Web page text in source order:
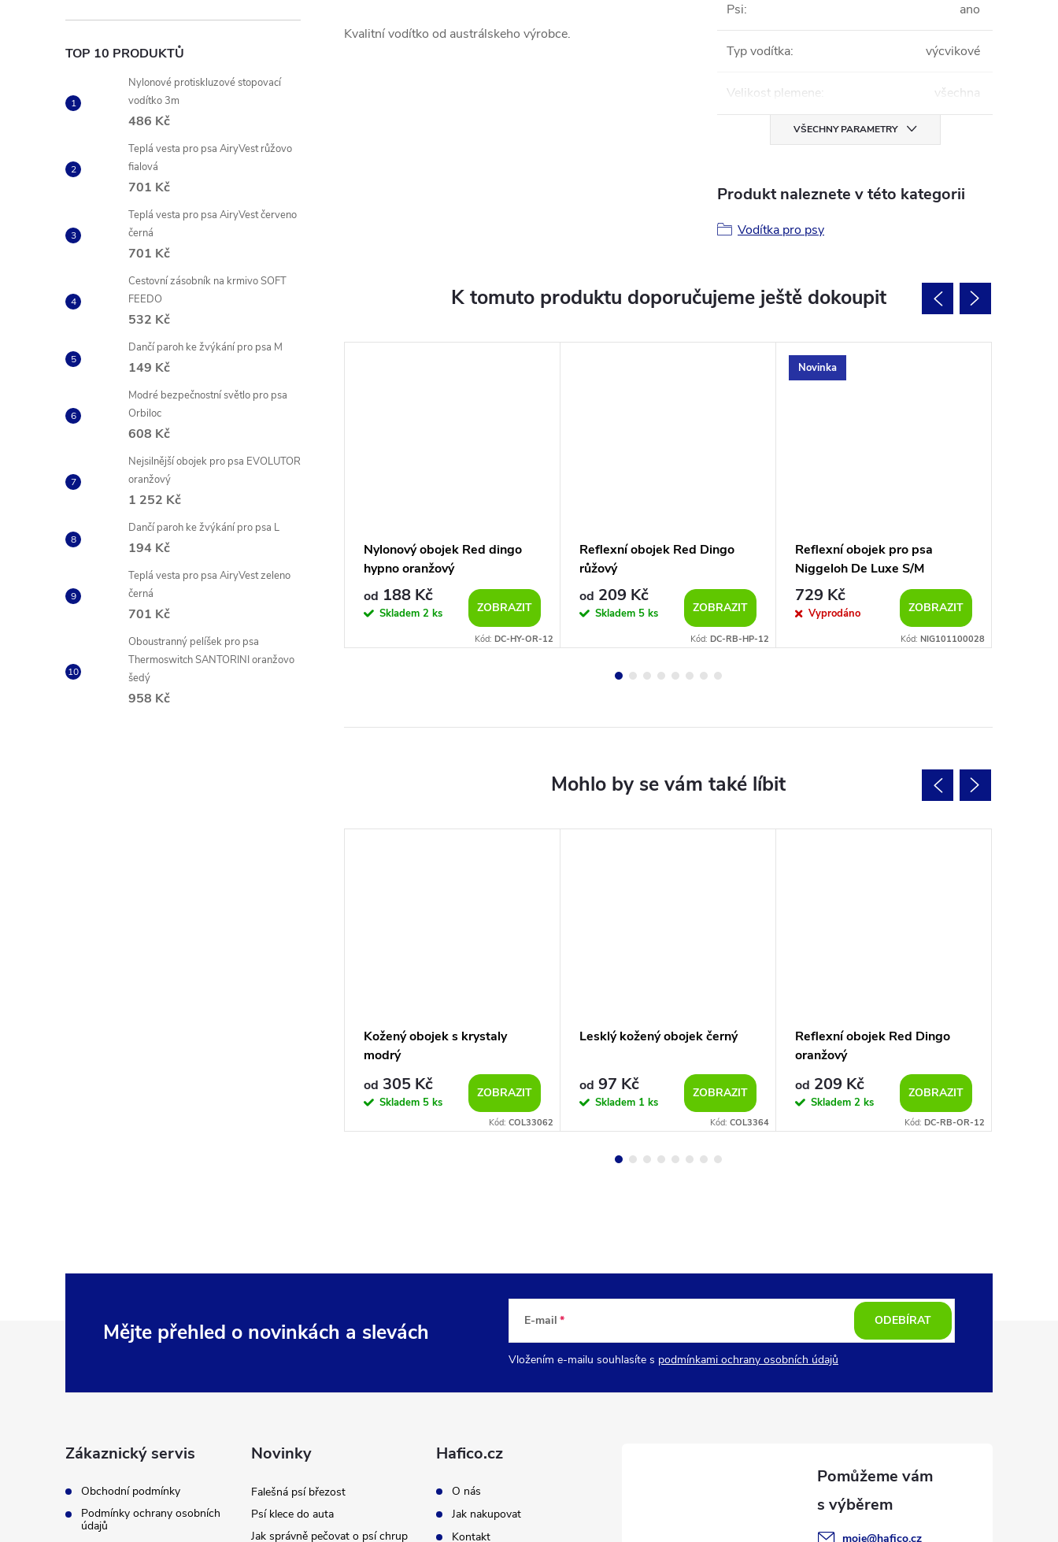
TOP 10 PRODUKTŮ
Nylonové protiskluzové stopovací
vodítko 3m
486 Kč
Teplá vesta pro psa AiryVest růžovo
fialová
701 Kč
Teplá vesta pro psa AiryVest červeno
černá
701 Kč
Cestovní zásobník na krmivo SOFT
FEEDO
532 Kč
Dančí paroh ke žvýkání pro psa M
149 Kč
Modré bezpečnostní světlo pro psa
Orbiloc
608 Kč
Nejsilnější obojek pro psa EVOLUTOR
oranžový
1 252 Kč
Dančí paroh ke žvýkání pro psa L
194 Kč
Teplá vesta pro psa AiryVest zeleno
černá
701 Kč
Oboustranný pelíšek pro psa
Thermoswitch SANTORINI oranžovo
šedý
958 Kč
Kvalitní vodítko od austrálskeho výrobce.
Psi: ano
Typ vodítka: výcvikové
Velikost plemene: všechna
VŠECHNY PARAMETRY
Produkt naleznete v této kategorii
Vodítka pro psy
K tomuto produktu doporučujeme ještě dokoupit
obojek Soft
ZOBRAZIT
Reflexní obojek Red Dingo
tyrkysový
od
Skladem
Nylonový obojek Red dingo
hypno oranžový
od 188 Kč
Skladem 2 ks ZOBRAZIT
Kód: DC-HY-OR-12
Reflexní obojek Red Dingo
růžový
od 209 Kč
Skladem 5 ks ZOBRAZIT
Kód: DC-RB-HP-12
Novinka
Reflexní obojek pro psa
Niggeloh De Luxe S/M
729 Kč
Vyprodáno ZOBRAZIT
Kód: NIG101100028
Kožený obojek s krystaly
modrý
od 305 Kč
Skladem 5 ks
ZOBRAZIT
Kód: COL33062
Lesklý kožený obojek černý
od 97 Kč
Skladem 1 ks
ZOBRAZIT
Kód: COL3364
Reflexní obojek Red Dingo
oranžový
od 209 Kč
Skladem 2 ks
ZOBRAZIT
Kód: DC-RB-OR-12
Mějte přehled o novinkách a slevách E-mail
Vložením e-mailu souhlasíte s podmínkami ochrany osobních údajů
ODEBÍRAT
Zákaznický servis
Obchodní podmínky
Podmínky ochrany osobních
údajů
Novinky
Falešná psí březost
Psí klece do auta
Jak správně pečovat o psí chrup
Hafico.cz
O nás
Jak nakupovat
Kontakt
moje@hafico.cz